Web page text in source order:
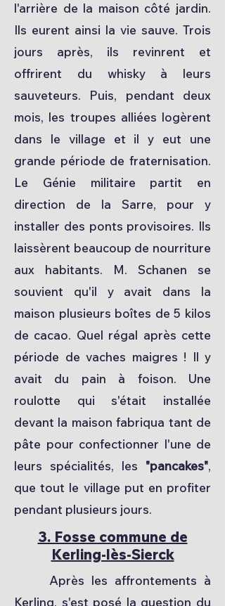
l'arrière de la maison côté jardin.
Ils eurent ainsi la vie sauve. Trois
jours après, ils revinrent et
offrirent du whisky à leurs
sauveteurs. Puis, pendant deux
mois, les troupes alliées logèrent
dans le village et il y eut une
grande période de fraternisation.
Le Génie militaire partit en
direction de la Sarre, pour y
installer des ponts provisoires. Ils
laissèrent beaucoup de nourriture
aux habitants. M. Schanen se
souvient qu'il y avait dans la
maison plusieurs boîtes de 5 kilos
de cacao. Quel régal après cette
période de vaches maigres ! Il y
avait du pain à foison. Une
roulotte qui s'était installée
devant la maison fabriqua tant de
pâte pour confectionner l'une de
leurs spécialités, les "pancakes",
que tout le village put en profiter
pendant plusieurs jours.
3. Fosse commune de
Kerling-lès-Sierck
Après les affrontements à
Kerling, s'est posé la question du